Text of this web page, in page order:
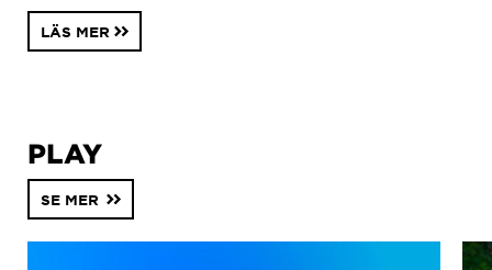
LÄS MER
PLAY
SE MER